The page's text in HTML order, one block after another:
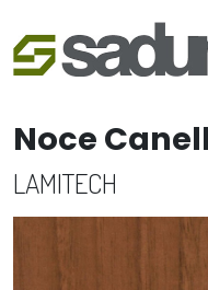
Noce
LAMITECH